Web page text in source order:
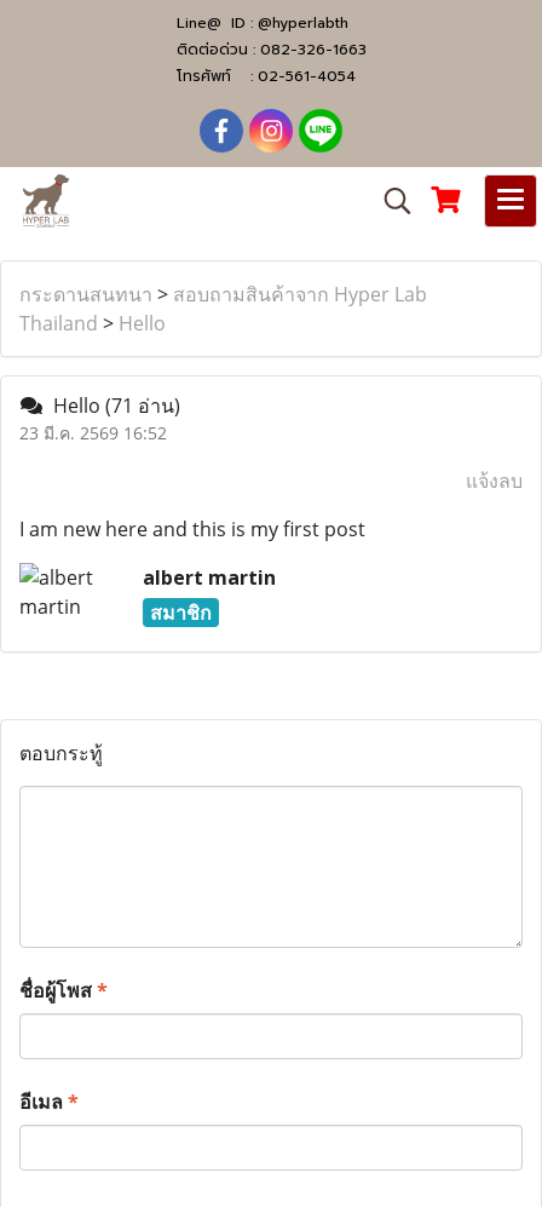
Line@ ID : @hyperlabth
ติดต่อด่วน : 082-326-1663
โทรศัพท์ : 02-561-4054
กระดานสนทนา > สอบถามสินค้าจาก Hyper Lab
Thailand > Hello
Hello (71 อ่าน)
23 มี.ค. 2569 16:52
แจ้งลบ
I am new here and this is my first post
albert martin
สมาชิก
ตอบกระทู้
ชื่อผู้โพส*
อีเมล*